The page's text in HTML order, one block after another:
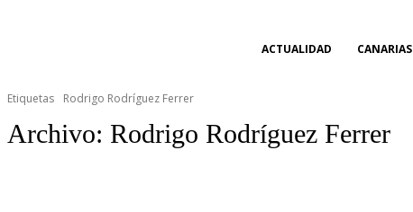
ACTUALIDAD CANARIAS
Etiquetas Rodrigo Rodríguez Ferrer
Archivo: Rodrigo Rodríguez Ferrer